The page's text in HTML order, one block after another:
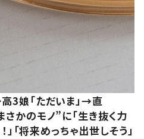
3娘「ただいま」→直
かのモノ”に「生き抜く力
」「将来めっちゃ出世しそう」